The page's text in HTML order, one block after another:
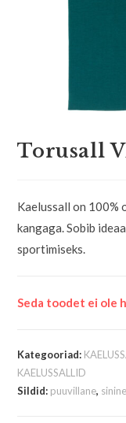
Torusall
Kaelussall on
kangaga. Sobib
sportimiseks.
Seda toodet ei ole
Kategooriad:
KAELUSSALLID
Sildid: puuvillane,